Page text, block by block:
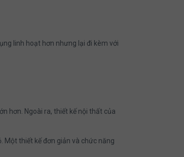
linh hoạt hơn nhưng lại đi kèm với
hơn. Ngoài ra, thiết kế nội thất của
Một thiết kế đơn giản và chức năng